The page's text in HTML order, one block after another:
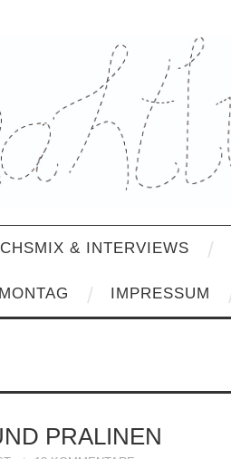
& INTERVIEWS
IMPRESSUM
PRALINEN